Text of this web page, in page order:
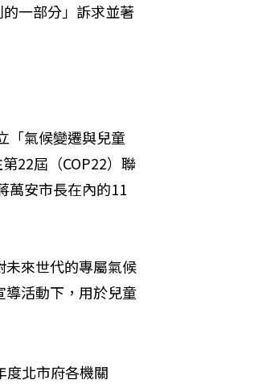
一部分」訴求並著
「氣候變遷與兒童
22屆（COP22）聯
萬安市長在內的11
來世代的專屬氣候
活動下，用於兒童
度北市府各機關